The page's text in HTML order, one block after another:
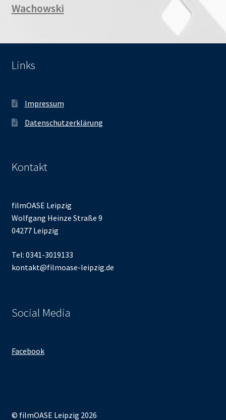
Wachowski
Links
Impressum
Datenschutzerklärung
Kontakt
filmOASE Leipzig
Wolfgang Heinze Straße 9
04277 Leipzig
Tel: 0341-3019133
kontakt@filmoase-leipzig.de
Social Media
Facebook
© filmOASE Leipzig 2026